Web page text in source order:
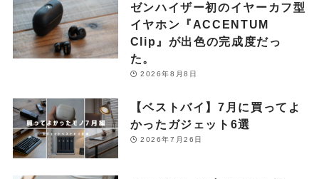
ゼンハイザー初のイヤーカフ型
イヤホン『ACCENTUM
Clip』が出色の完成度だっ
た。
2026年8月8日
【ベストバイ】7月に買ってよ
かったガジェット6選
2026年7月26日